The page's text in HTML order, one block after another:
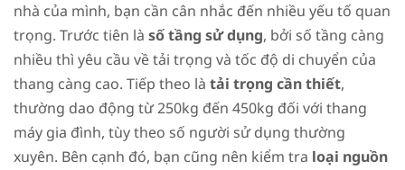
nhà của mình, bạn cần cân nhắc đến nhiều yếu tố quan
trọng. Trước tiên là số tầng sử dụng, bởi số tầng càng
nhiều thì yêu cầu về tải trọng và tốc độ di chuyển của
thang càng cao. Tiếp theo là tải trọng cần thiết,
thường dao động từ 250kg đến 450kg đối với thang
máy gia đình, tùy theo số người sử dụng thường
xuyên. Bên cạnh đó, bạn cũng nên kiểm tra loại nguồn